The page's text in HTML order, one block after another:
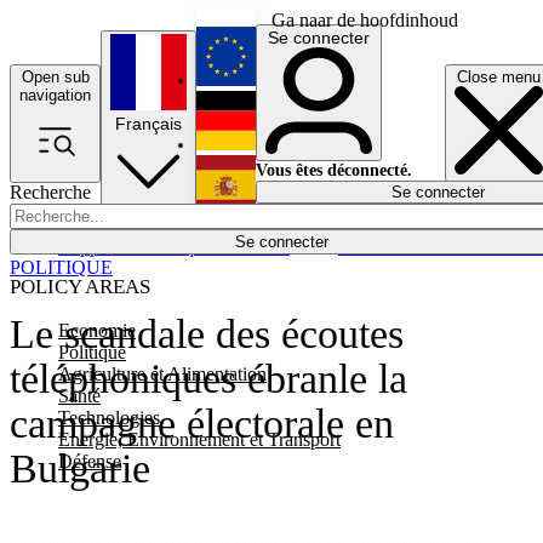
Ga naar de hoofdinhoud
Open sub
navigation
Close menu
Recherche
Se connecter
POLICY AREAS
Economie
Politique
Agriculture et Alimentation
Santé
Technologies
Energie, Environnement et Transport
Défense
Économie
Français
English
Deutsch
Español
Se connecter
Vous êtes déconnecté.
Se connecter
Le scandale des écoutes
téléphoniques ébranle la
campagne électorale en
Bulgarie
POLITIQUE